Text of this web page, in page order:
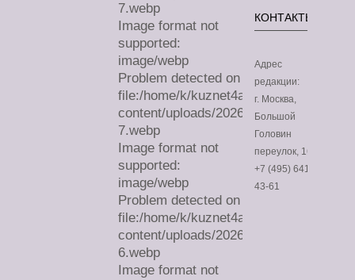
7.webp
Image format not
supported:
image/webp
Problem detected on
file:/home/k/kuznet4a/
content/uploads/2026/07/sa-
7.webp
Image format not
supported:
image/webp
Problem detected on
file:/home/k/kuznet4a/
content/uploads/2026/07/sa-
6.webp
Image format not
КОНТАКТЫ
Адрес
редакции:
г. Москва,
Большой
Головин
переулок, 16
+7 (495) 641-
43-61